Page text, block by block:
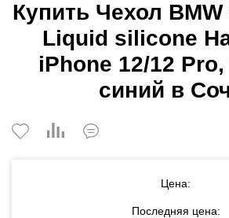
Купить Чехол
Liquid silicone
iPhone 12/12
синий в
Цена:
Последняя цена: